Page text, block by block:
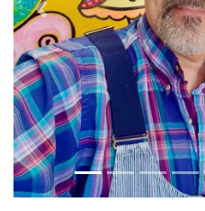
Previous